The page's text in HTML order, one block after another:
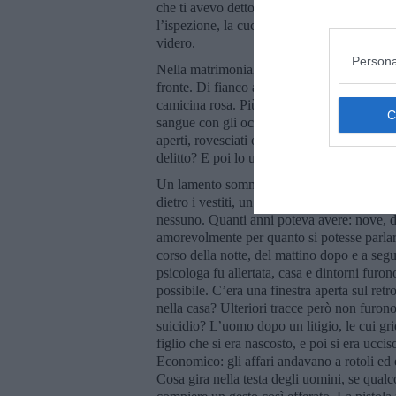
che ti avevo detto? Ma il commissario
l’ispezione, la cucina era buia e vuota,
videro.
Nella matrimoniale, una donna giovane,
fronte. Di fianco al letto, nella culla, la
camicina rosa. Più avanti nel corridoio, un
sangue con gli occhi sbarrati e la tempia
aperti, rovesciati o altri segni di una
delitto? E poi lo udirono.
Un lamento sommesso, cupo, disperato.
dietro i vestiti, un bambino stava
nessuno. Quanti anni poteva avere: nove,
amorevolmente per quanto si potesse
corso della notte, del mattino dopo e a
psicologa fu allertata, casa e dintorni
possibile. C’era una finestra aperta sul
nella casa? Ulteriori tracce però non
suicidio? L’uomo dopo un litigio, le cui
figlio che si era nascosto, e poi si era
Economico: gli affari andavano a rotoli
Cosa gira nella testa degli uomini, se